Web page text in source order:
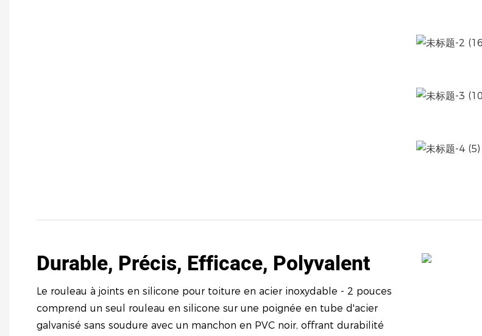
Durable, Précis, Efficace, Polyvalent
Le rouleau à joints en silicone pour toiture en acier inoxydable - 2 pouces
comprend un seul rouleau en silicone sur une poignée en tube d'acier
galvanisé sans soudure avec un manchon en PVC noir, offrant durabilité